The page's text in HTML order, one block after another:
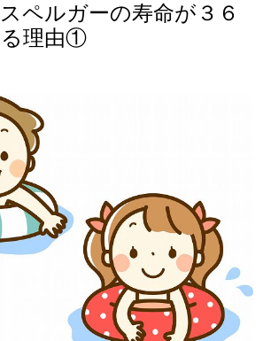
ペルガーの寿命が３６
る理由①